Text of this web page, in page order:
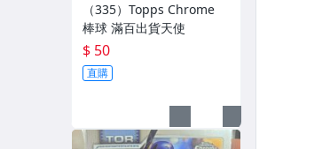
（335）Topps Chrome
棒球 滿百出貨天使
$ 50
直購